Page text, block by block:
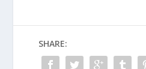
SHARE: